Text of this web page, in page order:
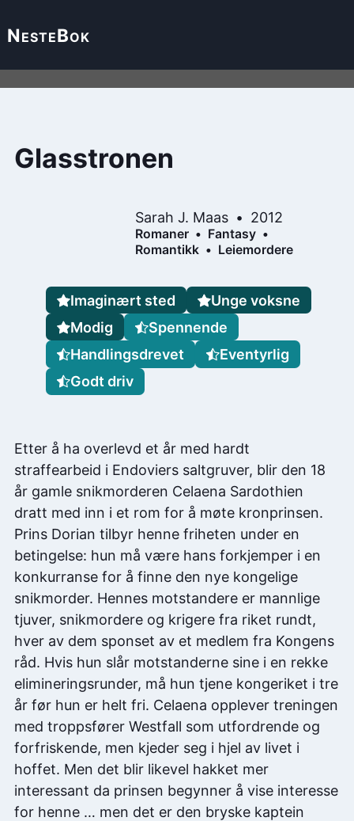
NesteBok
Glasstronen
Sarah J. Maas 2012
Romaner
Fantasy
Romantikk
Leiemordere
Etter å ha overlevd et år med hardt
straffearbeid i Endoviers saltgruver, blir den 18
år gamle snikmorderen Celaena Sardothien
dratt med inn i et rom for å møte kronprinsen.
Prins Dorian tilbyr henne friheten under en
betingelse: hun må være hans forkjemper i en
konkurranse for å finne den nye kongelige
snikmorder. Hennes motstandere er mannlige
tjuver, snikmordere og krigere fra riket rundt,
hver av dem sponset av et medlem fra Kongens
råd. Hvis hun slår motstanderne sine i en rekke
elimineringsrunder, må hun tjene kongeriket i tre
år før hun er helt fri. Celaena opplever treningen
med troppsfører Westfall som utfordrende og
forfriskende, men kjeder seg i hjel av livet i
hoffet. Men det blir likevel hakket mer
interessant da prinsen begynner å vise interesse
for henne … men det er den bryske kaptein
Imaginært sted
Unge voksne
Modig
Spennende
Handlingsdrevet
Eventyrlig
Godt driv